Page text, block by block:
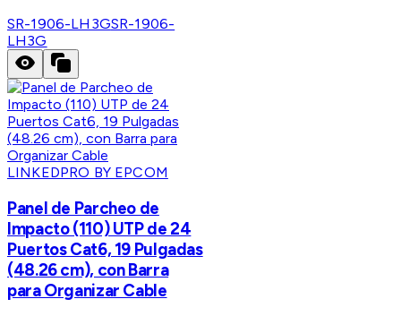
SR-1906-LH3GSR-1906-
LH3G
LINKEDPRO BY EPCOM
Panel de Parcheo de
Impacto (110) UTP de 24
Puertos Cat6, 19 Pulgadas
(48.26 cm), con Barra
para Organizar Cable